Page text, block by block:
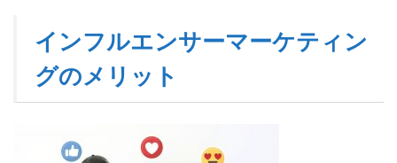
インフルエンサーマーケティン
グのメリット